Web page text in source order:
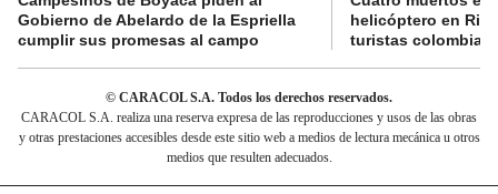
Gobierno de Abelardo de la Espriella
cumplir sus promesas al campo
helicóptero en
turistas
© CARACOL S.A. Todos los derechos reservados.
CARACOL S.A. realiza una reserva expresa de las reproducciones y usos de las obras
y otras prestaciones accesibles desde este sitio web a medios de lectura mecánica u otros
medios que resulten adecuados.